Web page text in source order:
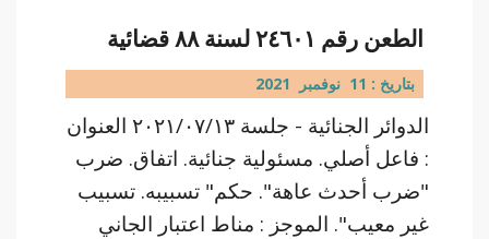
الطعن رقم ٢٤٦٠١ لسنة ٨٨ قضائية
بتاريخ : 11 نوفمبر 2021
الدوائر الجنائية - جلسة ٢٠٢١/٠٧/١٣ العنوان
: فاعل أصلي. مسئولية جنائية. اتفاق. ضرب
"ضرب أحدث عاهة". حكم" تسبيبه. تسبيب
غير معيب". الموجز : مناط اعتبار الجاني